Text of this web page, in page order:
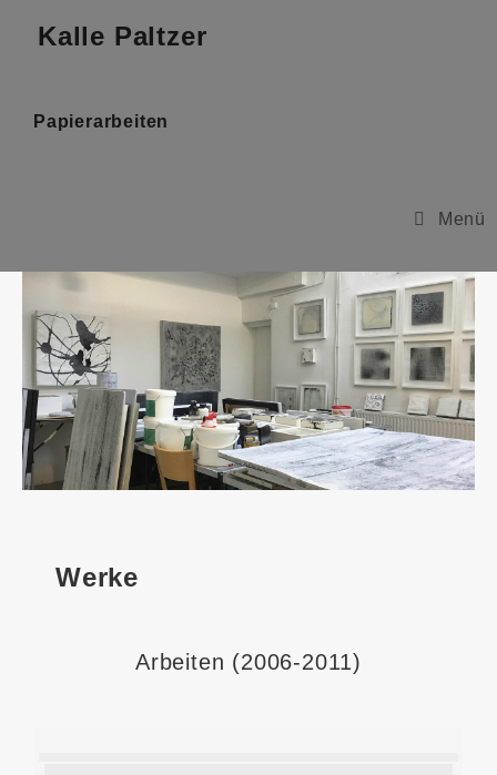
Kalle Paltzer
Papierarbeiten
Menü
Werke
Arbeiten (2006-2011)